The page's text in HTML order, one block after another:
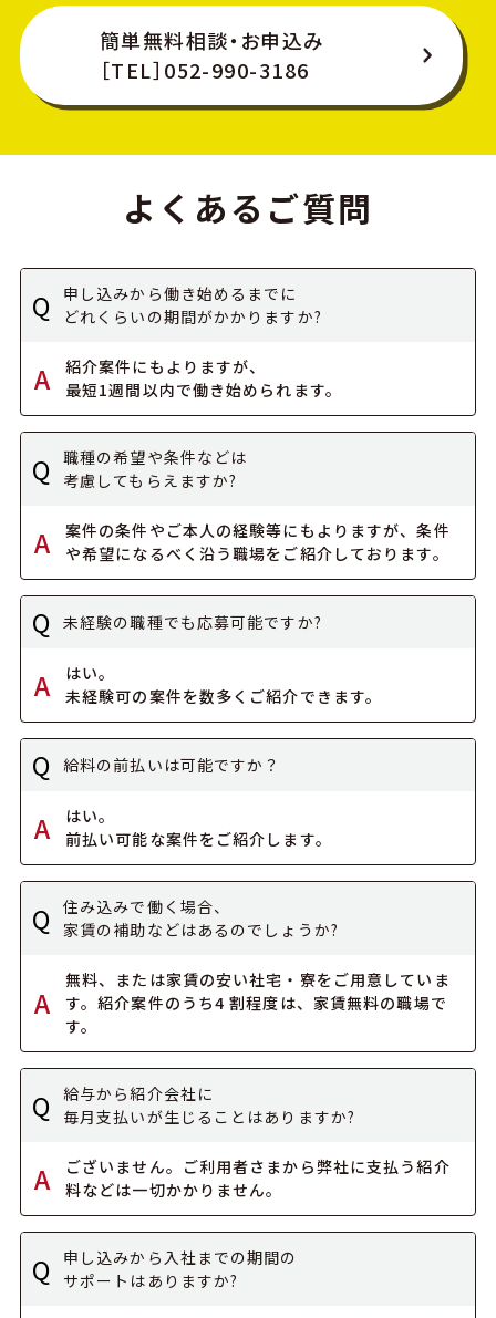
簡単無料相談・お申込み
［TEL］052-990-3186
よくあるご質問
Q
申し込みから働き始めるまでに
どれくらいの期間がかかりますか?
A
紹介案件にもよりますが、
最短1週間以内で働き始められます。
Q 職種の希望や条件などは
考慮してもらえますか?
A
案件の条件やご本人の経験等にもよりますが、条件
や希望になるべく沿う職場をご紹介しております。
Q 未経験の職種でも応募可能ですか?
A
はい。
未経験可の案件を数多くご紹介できます。
Q 給料の前払いは可能ですか？
A
はい。
前払い可能な案件をご紹介します。
Q 住み込みで働く場合、
家賃の補助などはあるのでしょうか?
A
無料、または家賃の安い社宅・寮をご用意していま
す。紹介案件のうち4 割程度は、家賃無料の職場で
す。
Q 給与から紹介会社に
毎月支払いが生じることはありますか?
A ございません。ご利用者さまから弊社に支払う紹介
料などは一切かかりません。
Q
申し込みから入社までの期間の
サポートはありますか?